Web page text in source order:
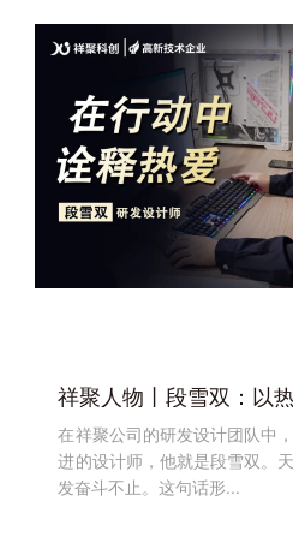
祥聚人物丨段雪双：以
在祥聚公司的研发设计团队中
进的设计师，他就是段雪双。
发奋斗不止。这句话形...